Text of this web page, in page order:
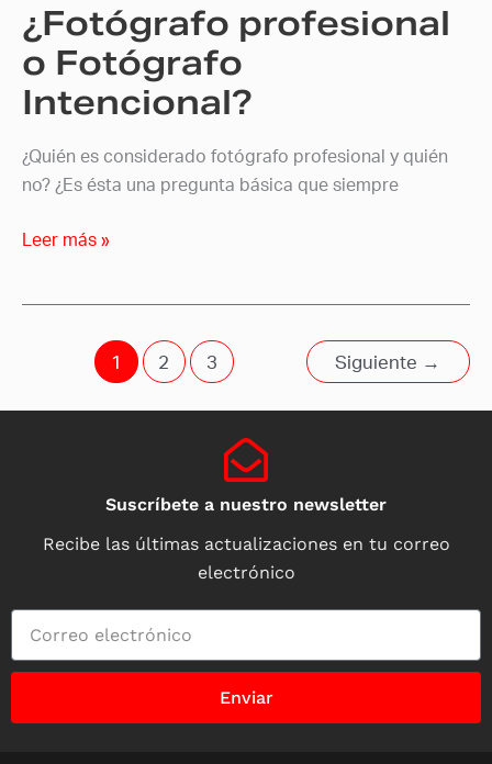
¿Fotógrafo profesional
o Fotógrafo
Intencional?
¿Quién es considerado fotógrafo profesional y quién
no? ¿Es ésta una pregunta básica que siempre
Leer más »
1 2 3 Siguiente →
Suscríbete a nuestro newsletter
Recibe las últimas actualizaciones en tu correo
electrónico
Enviar